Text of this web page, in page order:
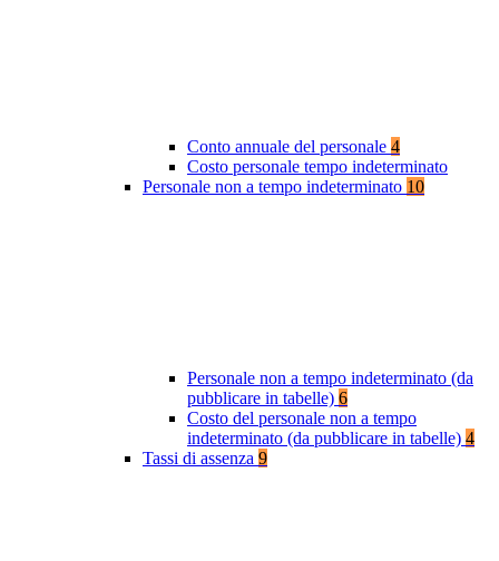
Conto annuale del personale 4
Costo personale tempo indeterminato
Personale non a tempo indeterminato 10
Personale non a tempo indeterminato (da
pubblicare in tabelle) 6
Costo del personale non a tempo
indeterminato (da pubblicare in tabelle) 4
Tassi di assenza 9